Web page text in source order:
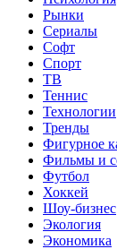
Рынки
Сериалы
Софт
Спорт
ТВ
Теннис
Технологии
Тренды
Фигурное
Фильмы и
Футбол
Хоккей
Шоу-бизнес
Экология
Экономика